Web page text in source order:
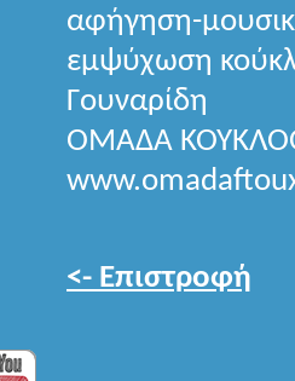
αφήγηση-
εμψύχωση
Γουναρίδη
ΟΜΑΔΑ
<- Επιστροφή